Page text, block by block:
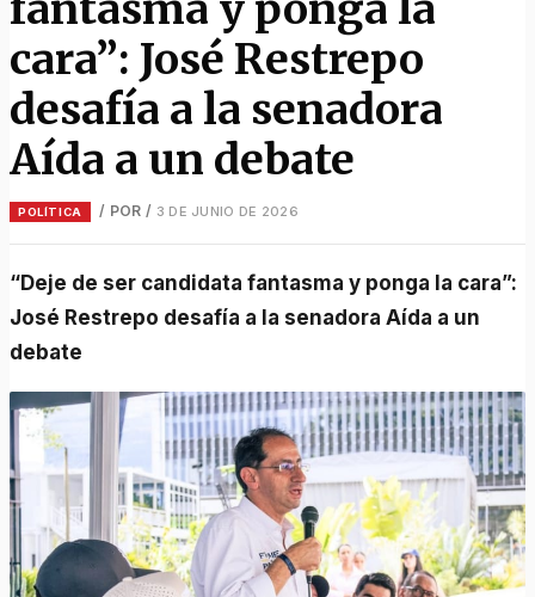
cara”: José Restrepo
desafía a la senadora
Aída a un debate
POLÍTICA / POR / 3 DE JUNIO DE 2026
“Deje de ser candidata fantasma y ponga la cara”:
José Restrepo desafía a la senadora Aída a un
debate